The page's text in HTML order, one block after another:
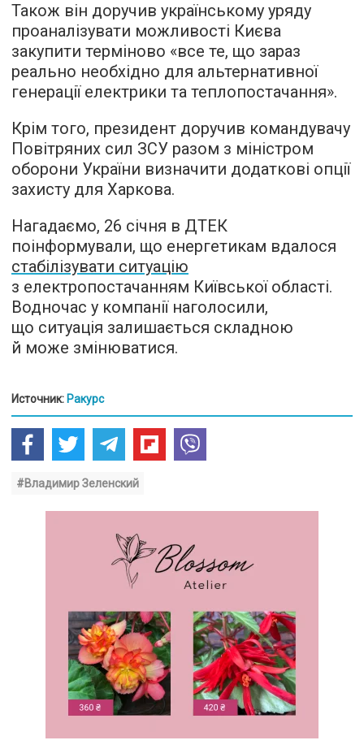
Також він доручив українському уряду
проаналізувати можливості Києва
закупити терміново «все те, що зараз
реально необхідно для альтернативної
генерації електрики та теплопостачання».
Крім того, президент доручив командувачу
Повітряних сил ЗСУ разом з міністром
оборони України визначити додаткові опції
захисту для Харкова.
Нагадаємо, 26 січня в ДТЕК
поінформували, що енергетикам вдалося
стабілізувати ситуацію
з електропостачанням Київської області.
Водночас у компанії наголосили,
що ситуація залишається складною
й може змінюватися.
Источник: Ракурс
#Владимир Зеленский